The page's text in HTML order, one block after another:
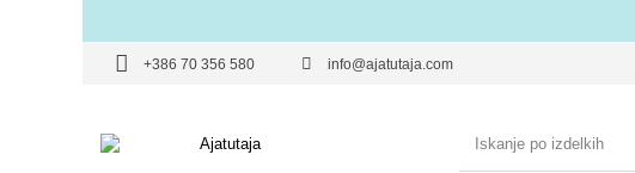
+386 70 356 580 info@ajatutaja.com